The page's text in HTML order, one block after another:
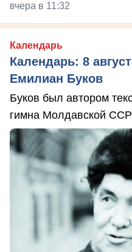
вчера в 11:32
Календарь
Календарь: 8
Емилиан Буков
Буков был автором
гимна Молдавской ССР